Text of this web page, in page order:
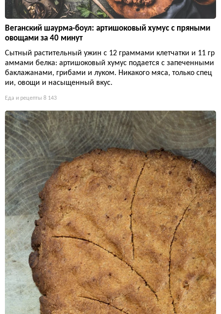
Веганский шаурма-боул: артишоковый хумус с пряными
овощами за 40 минут
Сытный растительный ужин с 12 граммами клетчатки и 11 гр
аммами белка: артишоковый хумус подается с запеченными
баклажанами, грибами и луком. Никакого мяса, только спец
ии, овощи и насыщенный вкус.
Еда и рецепты 8 143